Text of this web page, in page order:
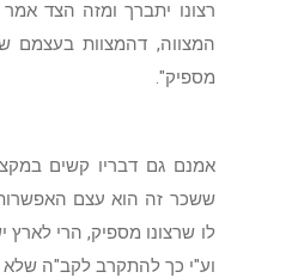
רצונו יתברך ומזה הצד
המצווה, דהמצוות בעצמם
מספיק".
אמנם גם דבריו קשים
ששכר זה הוא עצם
לו שרצונו מספיק, הרי
וע"י כך להתקרב לקב"ה שלא